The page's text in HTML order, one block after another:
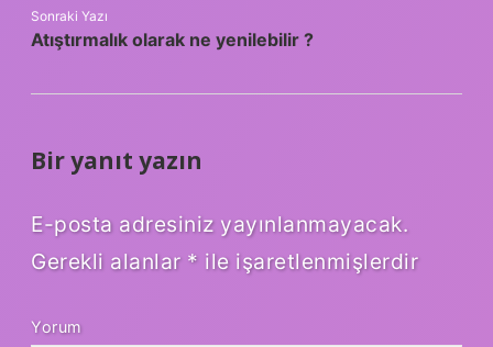
Sonraki Yazı
Atıştırmalık olarak ne yenilebilir ?
Bir yanıt yazın
E-posta adresiniz yayınlanmayacak.
Gerekli alanlar * ile işaretlenmişlerdir
Yorum